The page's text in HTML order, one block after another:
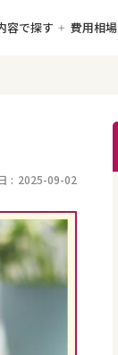
容で探す 費用相場
: 2025-09-02